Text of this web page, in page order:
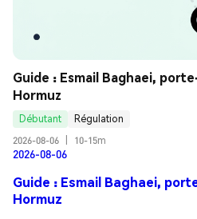
Guide : Esmail Baghaei,
Hormuz
Débutant
Régulation
2026-08-06
10-15m
2026-08-06
Guide : Esmail Baghaei,
Hormuz